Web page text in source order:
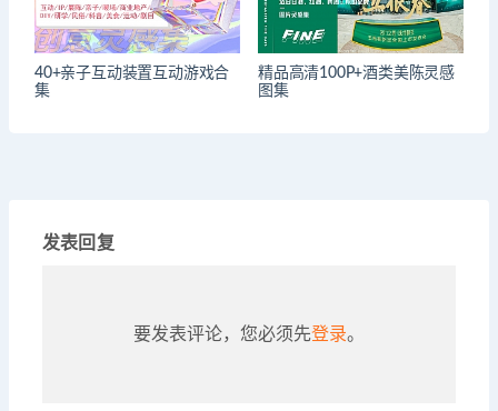
40+亲子互动装置互动游戏合
集
精品高清100P+酒类美陈灵感
图集
发表回复
要发表评论，您必须先登录。